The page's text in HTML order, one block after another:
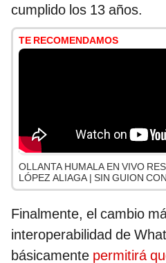
cumplido los 13 años.
TE RECOMENDAMOS
OLLANTA HUMALA EN VIVO
LÓPEZ ALIAGA | SIN GUION
Finalmente, el cambio
interoperabilidad de
básicamente permitirá